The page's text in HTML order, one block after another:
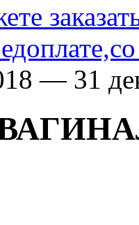
— 31